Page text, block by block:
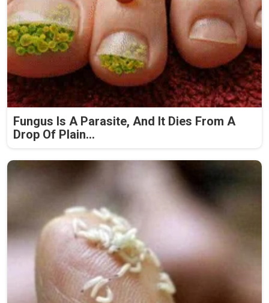
Fungus Is A Parasite, And It Dies From A
Drop Of Plain...